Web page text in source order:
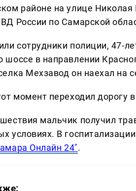
районе на улице
России по Самарской
сотрудники полиции, 47-
шоссе в направлении
Мехзавод он наехал на
момент переходил дорогу
мальчик получил
условиях. В
Онлайн 24".